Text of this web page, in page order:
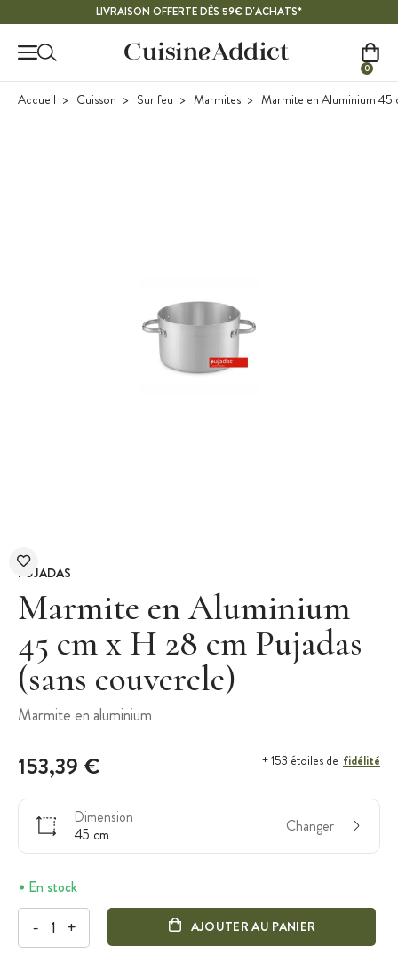
LIVRAISON OFFERTE DÈS 59€ D'ACHATS*
0
Accueil Cuisson Sur feu Marmites Marmite en Aluminium 45
PUJADAS
Marmite en Aluminium
45 cm x H 28 cm Pujadas
(sans couvercle)
Marmite en aluminium
153,39 € + 153 étoiles de fidélité
Dimension
45 cm
Changer
En stock
- + AJOUTER AU PANIER